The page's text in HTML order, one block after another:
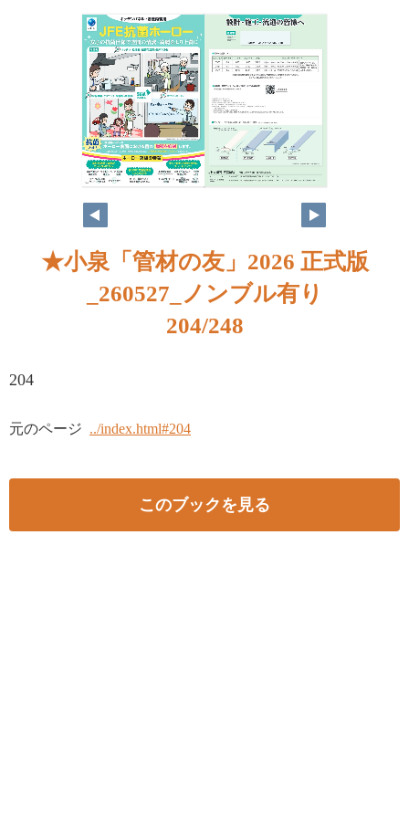
★小泉「管材の友」2026 正式版
_260527_ノンブル有り
204/248
204
元のページ ../index.html#204
このブックを見る